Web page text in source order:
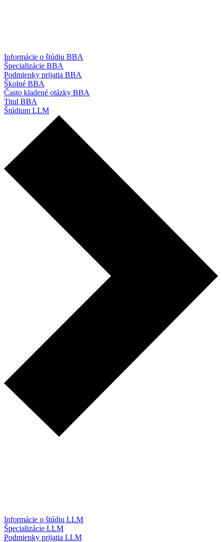
Informácie o štúdiu BBA
Špecializácie BBA
Podmienky prijatia BBA
Školné BBA
Často kladené otázky BBA
Titul BBA
Štúdium LLM
Informácie o štúdiu LLM
Špecializácie LLM
Podmienky prijatia LLM